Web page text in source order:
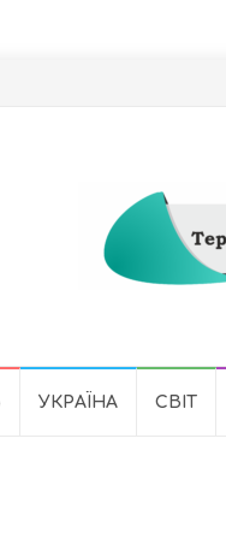
УКРАЇНА СВІТ